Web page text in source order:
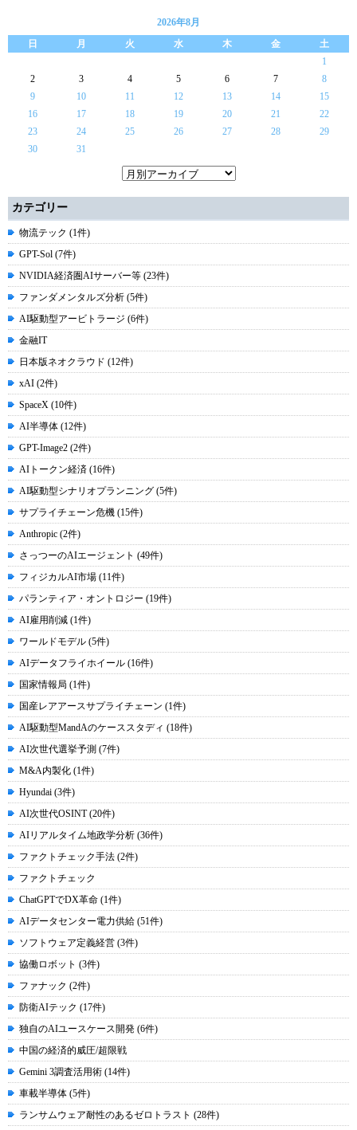
2026年8月
日
月 火 水 木 金
土
1
2
3 4 5 6 7
8
9
10 11 12 13 14
15
16
17 18 19 20 21
22
23
24 25 26 27 28
29
30
31
カテゴリー
物流テック (1件)
GPT-Sol (7件)
NVIDIA経済圏AIサーバー等 (23件)
ファンダメンタルズ分析 (5件)
AI駆動型アービトラージ (6件)
金融IT
日本版ネオクラウド (12件)
xAI (2件)
SpaceX (10件)
AI半導体 (12件)
GPT-Image2 (2件)
AIトークン経済 (16件)
AI駆動型シナリオプランニング (5件)
サプライチェーン危機 (15件)
Anthropic (2件)
さっつーのAIエージェント (49件)
フィジカルAI市場 (11件)
パランティア・オントロジー (19件)
AI雇用削減 (1件)
ワールドモデル (5件)
AIデータフライホイール (16件)
国家情報局 (1件)
国産レアアースサプライチェーン (1件)
AI駆動型MandAのケーススタディ (18件)
AI次世代選挙予測 (7件)
M&A内製化 (1件)
Hyundai (3件)
AI次世代OSINT (20件)
AIリアルタイム地政学分析 (36件)
ファクトチェック手法 (2件)
ファクトチェック
ChatGPTでDX革命 (1件)
AIデータセンター電力供給 (51件)
ソフトウェア定義経営 (3件)
協働ロボット (3件)
ファナック (2件)
防衛AIテック (17件)
独自のAIユースケース開発 (6件)
中国の経済的威圧/超限戦
Gemini 3調査活用術 (14件)
車載半導体 (5件)
ランサムウェア耐性のあるゼロトラスト (28件)